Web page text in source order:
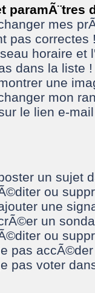
paramÃ¨tres
mes
pas correctes
horaire et
dans la liste !
une
mon
le lien e-
un sujet
ou
une
un
ou
pas
pas voter